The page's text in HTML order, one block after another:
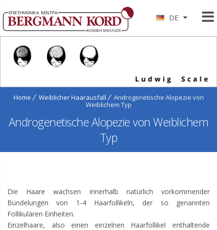
DE
Home Weiblicher Haarausfall
Androgenetische Alopezie von
Weiblichem Typ
Androgenetische Alopezie von Weiblichem
Typ
Die Haare wachsen innerhalb natürlich vorkommender
Bündelungen von 1-4 Haarfollikeln, der so genannten
Follikulären Einheiten.
Einzelhaare, also einen einzelnen Haarfollikel enthaltende